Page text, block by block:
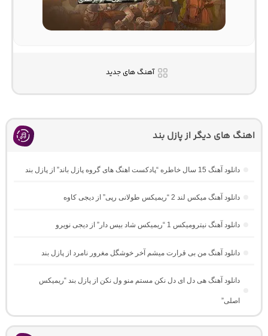
آهنگ های جدید
اهنگ های دیگر از پازل بند
دانلود آهنگ 15 سال خاطره “پادکست اهنگ های گروه پازل باند” از پازل بند
دانلود آهنگ میکس لند 2 “ریمیکس طولانی رپی” از دیجی کاوه
دانلود آهنگ نیترومیکس 1 “ریمیکس شاد بیس دار” از دیجی نویرو
دانلود آهنگ من بی قرارت میشم آخر خوشگل مغرور نامرد از پازل بند
دانلود آهنگ هی دل ای دل نکن مستم منو ول نکن از پازل بند “ریمیکس
اصلی”